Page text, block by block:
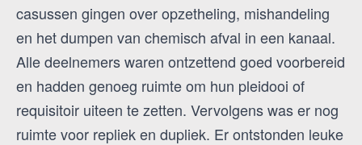
casussen gingen over opzetheling, mishandeling
en het dumpen van chemisch afval in een kanaal.
Alle deelnemers waren ontzettend goed voorbereid
en hadden genoeg ruimte om hun pleidooi of
requisitoir uiteen te zetten. Vervolgens was er nog
ruimte voor repliek en dupliek. Er ontstonden leuke